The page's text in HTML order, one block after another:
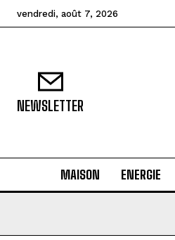
vendredi, août 7, 2026
NEWSLETTER
MAISON ENERGIE